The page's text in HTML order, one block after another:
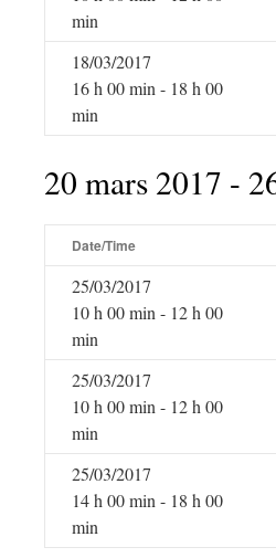
min
18/03/2017
16 h 00 min - 18 h 00
min
20 mars 2017 -
Date/Time
25/03/2017
10 h 00 min - 12 h 00
min
25/03/2017
10 h 00 min - 12 h 00
min
25/03/2017
14 h 00 min - 18 h 00
min